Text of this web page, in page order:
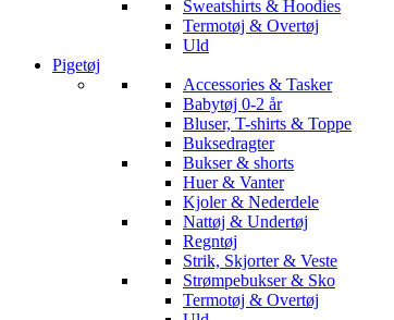
Sweatshirts & Hoodies
Termotøj & Overtøj
Uld
Pigetøj
Accessories & Tasker
Babytøj 0-2 år
Bluser, T-shirts & Toppe
Buksedragter
Bukser & shorts
Huer & Vanter
Kjoler & Nederdele
Nattøj & Undertøj
Regntøj
Strik, Skjorter & Veste
Strømpebukser & Sko
Termotøj & Overtøj